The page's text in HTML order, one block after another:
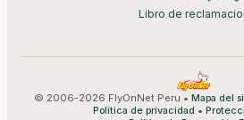
Libro de
© 2006-2026 FlyOnNet Peru • Mapa del
Política de privacidad •